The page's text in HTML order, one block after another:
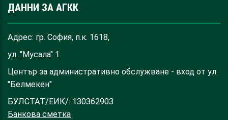
ДАННИ ЗА АГКК
Адрес: гр. София, п.к. 1618,
ул. "Мусала" 1
Център за административно обслужване - вход от ул.
"Белмекен"
БУЛСТАТ/ЕИК/: 130362903
Банкова сметка